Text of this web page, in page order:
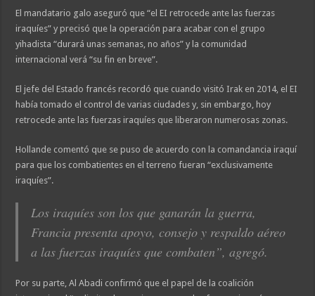
El mandatario galo aseguró que “el EI retrocede ante las fuerzas
iraquíes” y precisó que la operación para acabar con el grupo
yihadista “durará unas semanas, no años” y la comunidad
internacional verá “su fin en breve”.
El jefe del Estado francés recordó que cuando visitó Irak en 2014, el EI
había tomado el control de varias ciudades y, sin embargo, hoy
retrocede ante las fuerzas iraquíes que liberaron numerosas zonas.
Hollande comentó que se puso de acuerdo con la comandancia iraquí
para que los combatientes en el terreno fueran “exclusivamente
iraquíes”.
Los iraquíes son los que ganarán la guerra,
Francia presenta apoyo, consejo y respaldo aéreo
a las fuerzas iraquíes que combaten”, agregó.
Por su parte, Al Abadi confirmó que el papel de la coalición